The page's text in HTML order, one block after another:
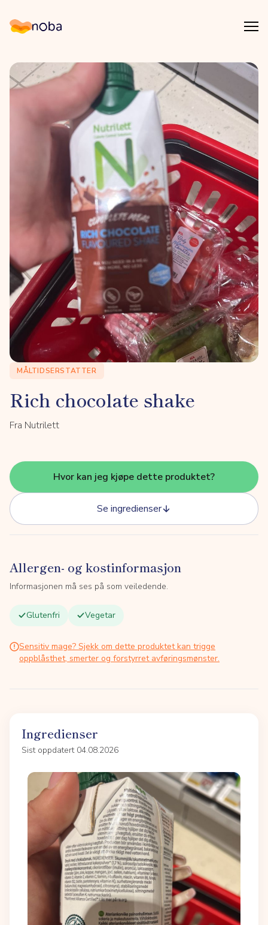
Noba
MÅLTIDSERSTATTER
Rich chocolate shake
Fra Nutrilett
Hvor kan jeg kjøpe dette produktet?
Se ingredienser
Allergen- og kostinformasjon
Informasjonen må ses på som veiledende.
Glutenfri Vegetar
Sensitiv mage? Sjekk om dette produktet kan trigge
oppblåsthet, smerter og forstyrret avføringsmønster.
Ingredienser
Sist oppdatert 04.08.2026